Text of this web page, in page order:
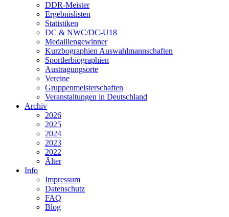
DDR-Meister
Ergebnislisten
Statistiken
DC & NWC/DC-U18
Medaillengewinner
Kurzbographien Auswahlmannschaften
Sportlerbiographien
Austragungsorte
Vereine
Gruppenmeisterschaften
Veranstaltungen in Deutschland
Archiv
2026
2025
2024
2023
2022
Älter
Info
Impressum
Datenschutz
FAQ
Blog